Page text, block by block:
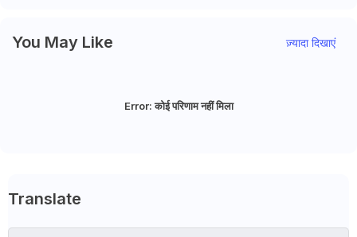
You May Like ज़्यादा दिखाएं
Error:कोई परिणाम नहीं मिला
Translate